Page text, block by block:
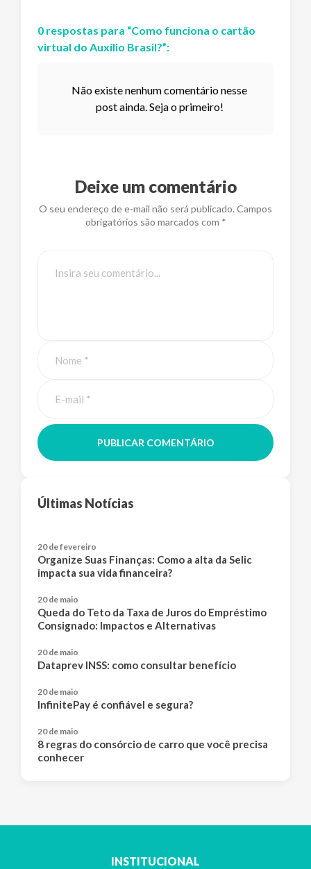
0 respostas para “Como funciona o cartão
virtual do Auxílio Brasil?”:
Não existe nenhum comentário nesse
post ainda. Seja o primeiro!
Deixe um comentário
O seu endereço de e-mail não será publicado. Campos
obrigatórios são marcados com *
PUBLICAR COMENTÁRIO
Últimas Notícias
20 de fevereiro
Organize Suas Finanças: Como a alta da Selic
impacta sua vida financeira?
20 de maio
Queda do Teto da Taxa de Juros do Empréstimo
Consignado: Impactos e Alternativas
20 de maio
Dataprev INSS: como consultar benefício
20 de maio
InfinitePay é confiável e segura?
20 de maio
8 regras do consórcio de carro que você precisa
conhecer
INSTITUCIONAL